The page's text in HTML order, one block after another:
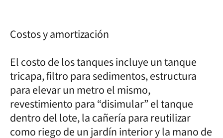
Costos y amortización
El costo de los tanques incluye un tanque
tricapa, filtro para sedimentos, estructura
para elevar un metro el mismo,
revestimiento para “disimular” el tanque
dentro del lote, la cañería para reutilizar
como riego de un jardín interior y la mano de